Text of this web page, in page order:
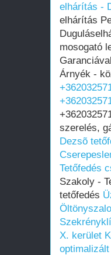
elhárítás -
elhárítás
mosogató
Garanciával
Árnyék -
szerelés,
Dezsõ
Tetőfedés
Szakoly -
tetőfedés
X. kerület